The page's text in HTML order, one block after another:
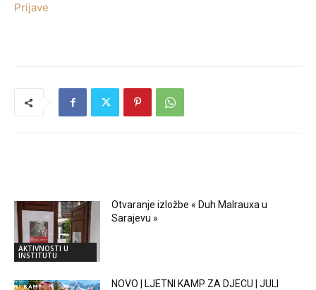
Prijave
AKTIVNOSTI U
INSTITUTU
Otvaranje izložbe « Duh Malrauxa u
Sarajevu »
NOVO | LJETNI KAMP ZA DJECU | JULI